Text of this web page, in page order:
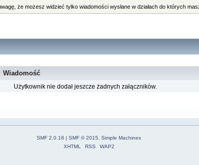
że możesz widzieć tylko wiadomości wysłane w działach do których
Wiadomość
Użytkownik nie dodał jeszcze żadnych załączników.
SMF 2.0.18 | SMF © 2015
Simple Machines
XHTML
RSS WAP2